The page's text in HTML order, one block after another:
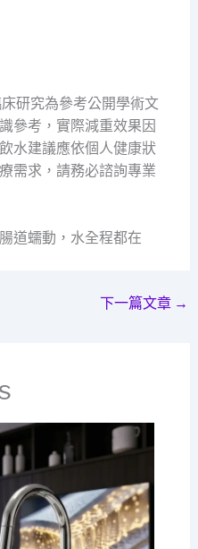
研究為參考公開學術文
參考，實際減重效果因
水建議應依個人健康狀
需求，請務必諮詢專業
道蠕動，水全程都在
下一篇文章 →